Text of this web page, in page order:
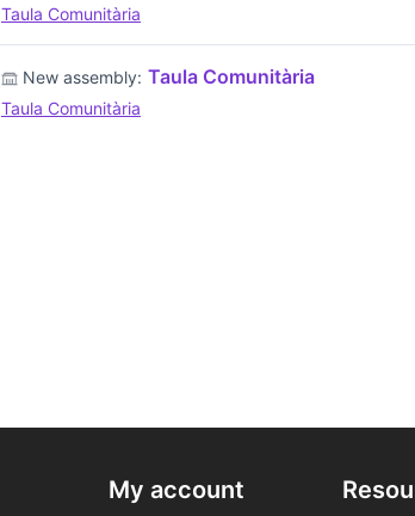
Taula Comunitària
New assembly: Taula Comunitària
Taula Comunitària
My account